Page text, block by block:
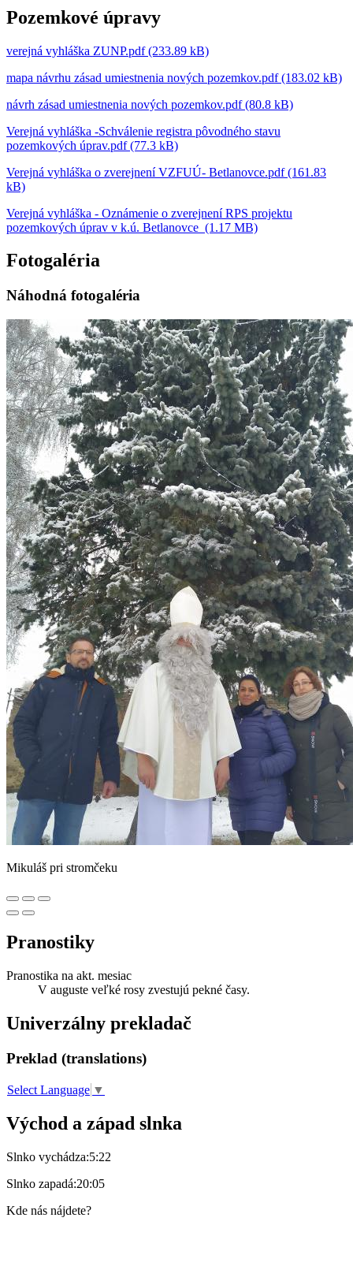
Pozemkové úpravy
verejná vyhláška ZUNP.pdf (233.89 kB)
mapa návrhu zásad umiestnenia nových pozemkov.pdf (183.02 kB)
návrh zásad umiestnenia nových pozemkov.pdf (80.8 kB)
Verejná vyhláška -Schválenie registra pôvodného stavu
pozemkových úprav.pdf (77.3 kB)
Verejná vyhláška o zverejnení VZFUÚ- Betlanovce.pdf (161.83
kB)
Verejná vyhláška - Oznámenie o zverejnení RPS projektu
pozemkových úprav v k.ú. Betlanovce (1.17 MB)
Fotogaléria
Náhodná fotogaléria
Mikuláš pri stromčeku
Pranostiky
Pranostika na akt. mesiac
V auguste veľké rosy zvestujú pekné časy.
Univerzálny prekladač
Preklad (translations)
Select Language ▼
Východ a západ slnka
Slnko vychádza:5:22
Slnko zapadá:20:05
Kde nás nájdete?